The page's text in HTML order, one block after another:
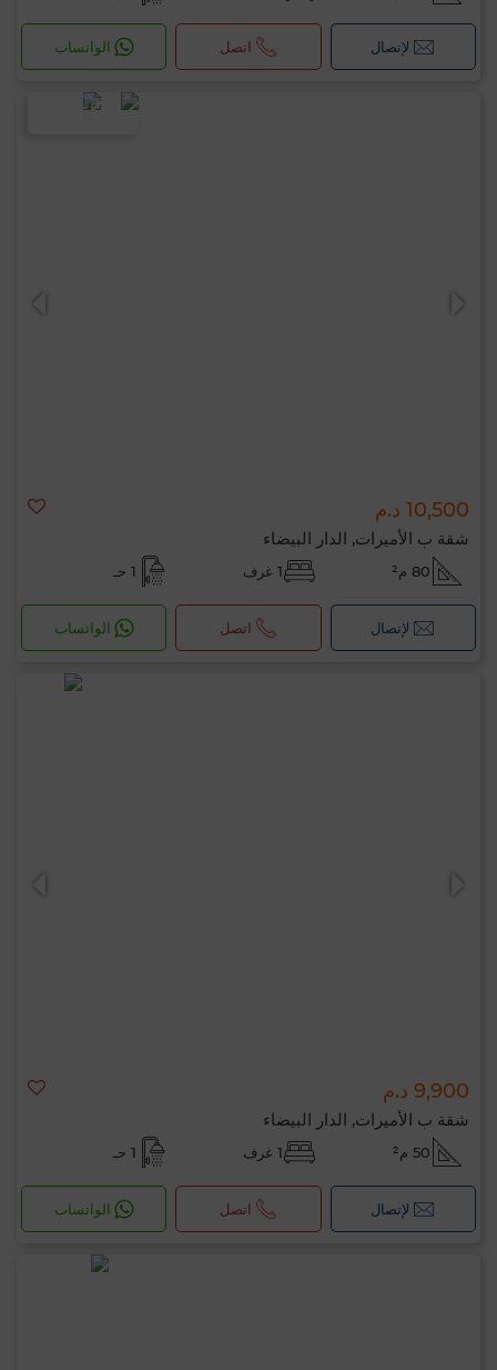
لإتصال اتصل الواتساب
10,500 د.م
شقة ب الأميرات, الدار البيضاء
80 م² 1 غرف 1 حـ
لإتصال اتصل الواتساب
9,900 د.م
شقة ب الأميرات, الدار البيضاء
50 م² 1 غرف 1 حـ
لإتصال اتصل الواتساب